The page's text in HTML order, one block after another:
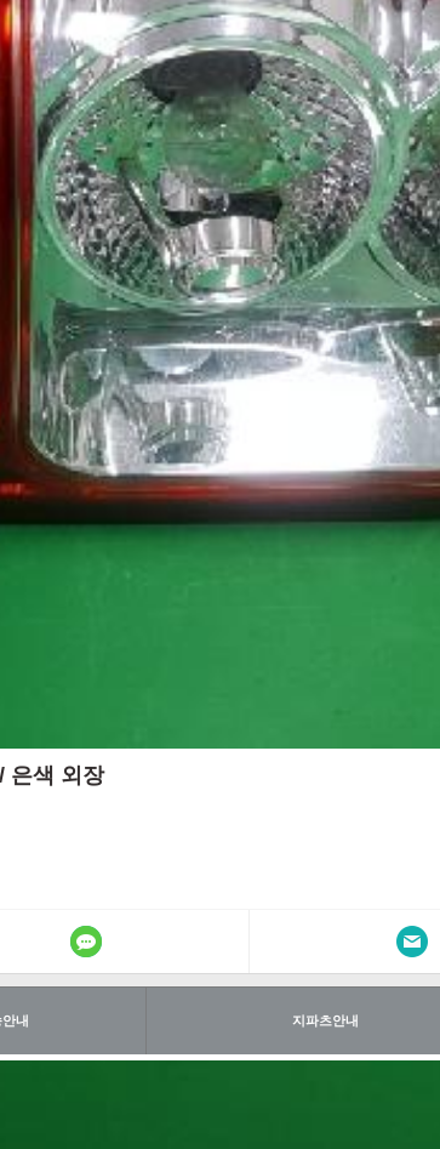
은색 외장
내 지파츠안내